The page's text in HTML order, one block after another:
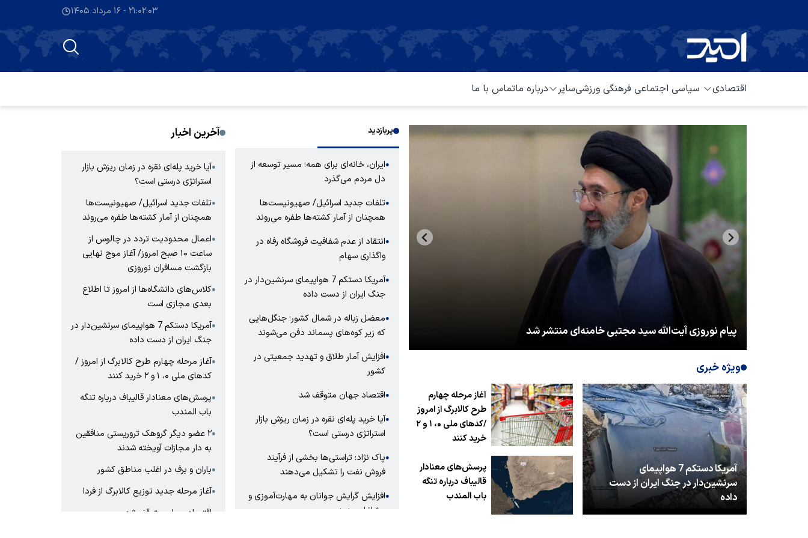
۲۱:۰۲:۰۴ - ۱۶ مرداد ۱۴۰۵
اقتصادی سیاسی اجتماعی فرهنگی ورزشیسایر درباره ماتماس با ما
آیت‌الله سید مجتبی خامنه‌ای رهبر جمهوری اسلامی ایران شد شهادت امام امت حضرت آیت‌الله خامنه‌ای
ویژه خبری
آمریکا دستکم 7 هواپیمای
سرنشین‌دار در جنگ ایران از دست
داده
آغاز مرحله چهارم
طرح کالابرگ از امروز
/کدهای ملی ۰، ۱ و ۲
خرید کنند
پرسش‌های معنادار
قالیباف درباره تنگه
باب المندب
پربازدید
●ایران، خانه‌ای برای همه؛ مسیر توسعه از
دل مردم می‌گذرد
●تلفات جدید اسرائیل/ صهیونیست‌ها
همچنان از آمار کشته‌ها طفره می‌روند
●انتقاد از عدم شفافیت فروشگاه رفاه در
واگذاری سهام
●
آمریکا دستکم 7 هواپیمای سرنشین‌دار در
جنگ ایران از دست داده
●معضل زباله در شمال کشور؛ جنگل‌هایی
که زیر کوه‌های پسماند دفن می‌شوند
●افزایش آمار طلاق و تهدید جمعیتی در
کشور
●اقتصاد جهان متوقف شد
●آیا خرید پله‌ای نقره در زمان ریزش بازار
استراتژی درستی است؟
●پاک نژاد: تراستی‌ها بخشی از فرآیند
فروش نفت را تشکیل می‌دهند
●افزایش گرایش جوانان به مهارت‌آموزی و
مشاغل جدید
آخرین اخبار
●آیا خرید پله‌ای نقره در زمان ریزش بازار
استراتژی درستی است؟
●تلفات جدید اسرائیل/ صهیونیست‌ها
همچنان از آمار کشته‌ها طفره می‌روند
●اعمال محدودیت تردد در چالوس از
ساعت ۱۰ صبح امروز/ آغاز موج نهایی
بازگشت مسافران نوروزی
●کلاس‌های دانشگاه‌ها از امروز تا اطلاع
بعدی مجازی است
●
آمریکا دستکم 7 هواپیمای سرنشین‌دار در
جنگ ایران از دست داده
●آغاز مرحله چهارم طرح کالابرگ از امروز /
کدهای ملی ۰، ۱ و ۲ خرید کنند
●پرسش‌های معنادار قالیباف درباره تنگه
باب المندب
●
۲ عضو دیگر گروهک تروریستی منافقین
به دار مجازات آویخته شدند
●باران و برف در اغلب مناطق کشور
●آغاز مرحله جدید توزیع کالابرگ از فردا
اقتصاد جهان متوقف شد